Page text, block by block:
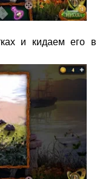
и кидаем его в